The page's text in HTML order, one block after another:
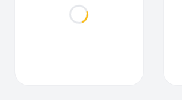
Loading...